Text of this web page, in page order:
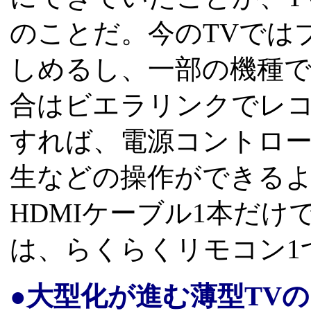
のことだ。今のTVでは
しめるし、一部の機種
合はビエラリンクでレ
すれば、電源コントロ
生などの操作ができる
HDMIケーブル1本だけ
は、らくらくリモコン
●大型化が進む薄型TV